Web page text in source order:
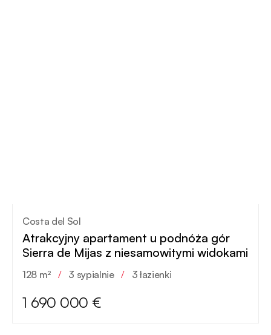
Costa del Sol
Atrakcyjny apartament u podnóża gór
Sierra de Mijas z niesamowitymi widokami
128 m² / 3 sypialnie / 3 łazienki
1 690 000 €